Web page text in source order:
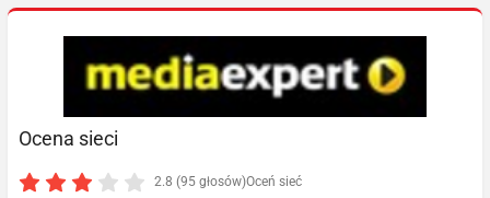
Ocena sieci
2.8 (95 głosów)Oceń sieć